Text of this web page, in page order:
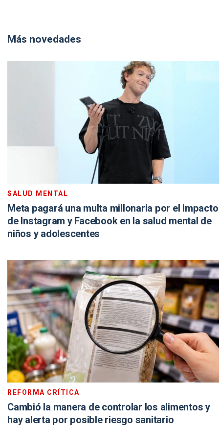
Más novedades
SALUD MENTAL
Meta pagará una multa millonaria por el impacto
de Instagram y Facebook en la salud mental de
niños y adolescentes
REFORMA CRÍTICA
Cambió la manera de controlar los alimentos y
hay alerta por posible riesgo sanitario